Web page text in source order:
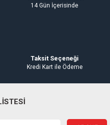
14 Gün İçerisinde
Taksit Seçeneği
Kredi Kart ile Ödeme